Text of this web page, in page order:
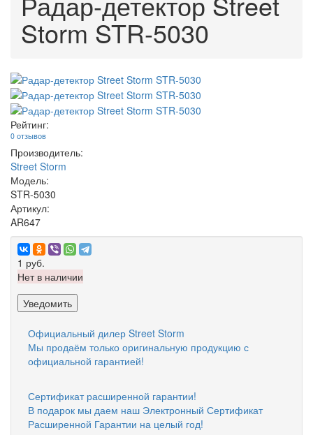
Storm STR-5030
Рейтинг:
0 отзывов
Производитель:
Street Storm
Модель:
STR-5030
Артикул:
AR647
1 руб.
Нет в наличии
Уведомить
Официальный дилер Street Storm
Мы продаём только оригинальную продукцию с
официальной гарантией!
Сертификат расширенной гарантии!
В подарок мы даем наш Электронный Сертификат
Расширенной Гарантии на целый год!